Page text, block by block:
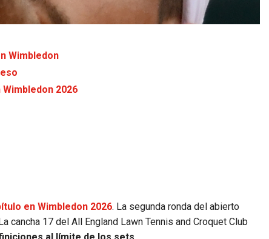
Wimbledon
2026
en Wimbledon 2026. La segunda ronda del abierto
cancha 17 del All England Lawn Tennis and Croquet Club